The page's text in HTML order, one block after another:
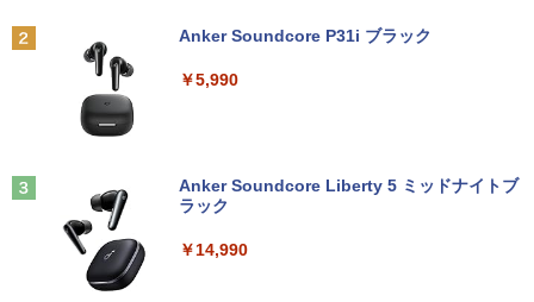
ノートパソコン Windows11 Pro Office
￥11,800
まで】 ゲーミングモニター 24.5インチ F
40
写真集 どストライク(生写真1枚) [ 原 か
れん ]
￥4,400
3
月号 [雑誌]
Anker Soundcore P31i ブラック
￥5,990
Anker Soundcore Liberty 5 ミッドナイトブ
ラック
￥14,990